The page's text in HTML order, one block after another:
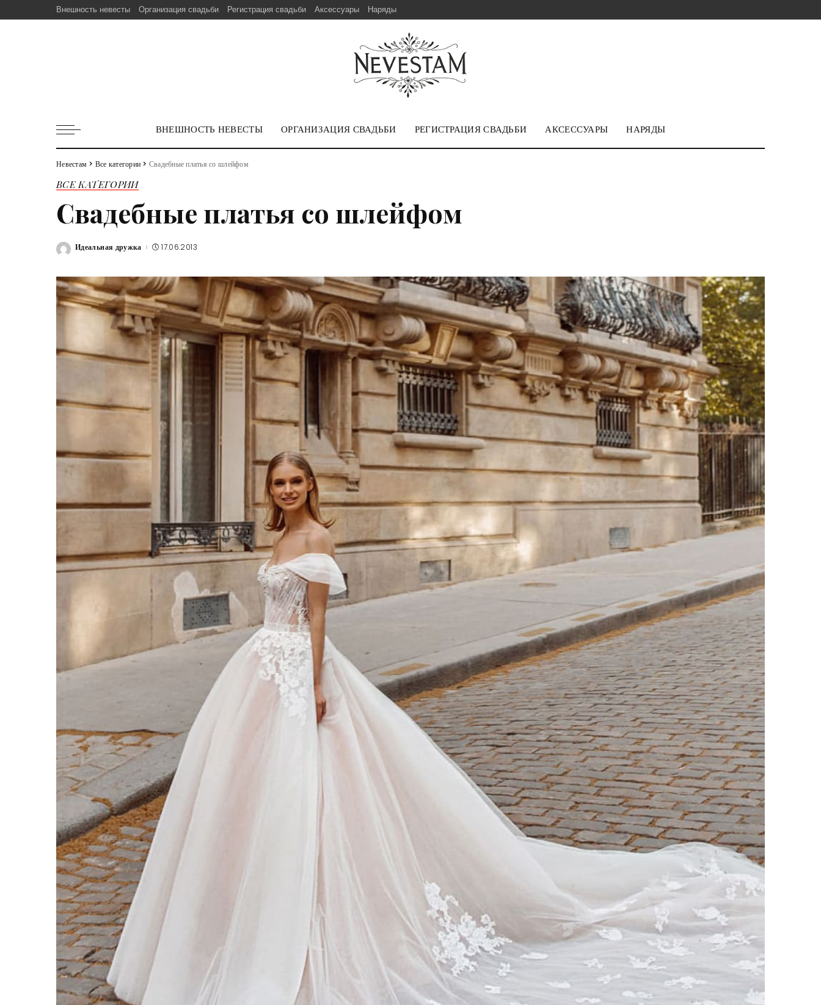
Внешность невесты Организация свадьби Регистрация свадьби Аксессуары Наряды
ВНЕШНОСТЬ НЕВЕСТЫ ОРГАНИЗАЦИЯ СВАДЬБИ РЕГИСТРАЦИЯ СВАДЬБИ АКСЕССУАРЫ НАРЯДЫ
Невестам > Все категории > Свадебные платья со шлейфом
ВСЕ КАТЕГОРИИ
Свадебные платья со шлейфом
Posted
Идеальная дружка 17.06.2013